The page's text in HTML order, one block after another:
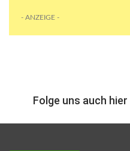
- ANZEIGE -
Folge uns auch hier